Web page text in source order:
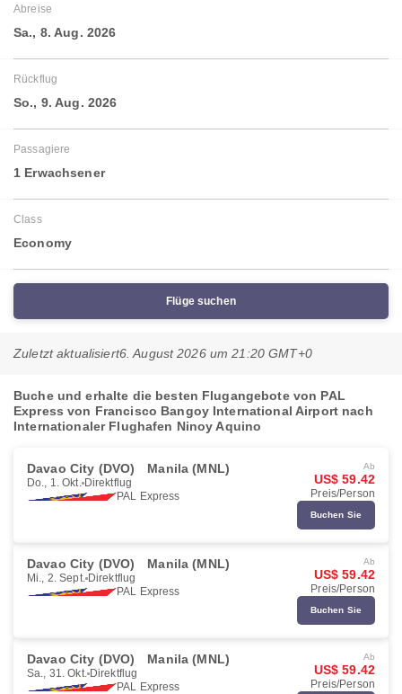
Abreise
Sa., 8. Aug. 2026
Rückflug
So., 9. Aug. 2026
Passagiere
1 Erwachsener
Class
Economy
Flüge suchen
Zuletzt aktualisiert6. August 2026 um 21:20 GMT+0
Buche und erhalte die besten Flugangebote von PAL
Express von Francisco Bangoy International Airport nach
Internationaler Flughafen Ninoy Aquino
Davao City (DVO) Manila (MNL)
Do., 1. Okt. Direktflug
PAL Express
Ab
US$ 59.42
Preis/Person
Buchen Sie
Davao City (DVO) Manila (MNL)
Mi., 2. Sept. Direktflug
PAL Express
Ab
US$ 59.42
Preis/Person
Buchen Sie
Davao City (DVO) Manila (MNL)
Sa., 31. Okt. Direktflug
PAL Express
Ab
US$ 59.42
Preis/Person